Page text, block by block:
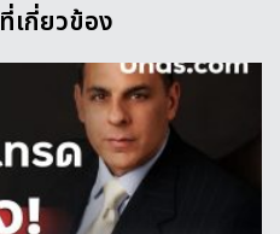
เกี่ยวข้อง